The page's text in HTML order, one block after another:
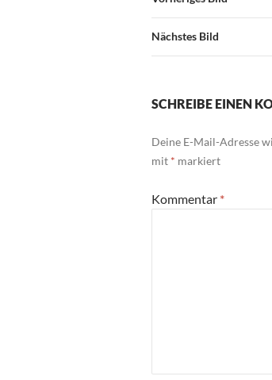
Nächstes Bild
SCHREIBE EINEN
Deine E-Mail-Adresse
mit * markiert
Kommentar *